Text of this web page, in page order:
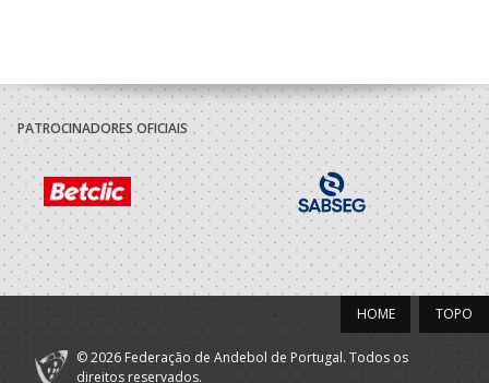
PATROCINADORES OFICIAIS
TOPO
HOME
© 2026 Federação de Andebol de Portugal. Todos os
direitos reservados.